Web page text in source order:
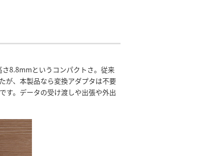
8.8mmというコンパクトさ。従来
が、本製品なら変換アダプタは不要
す。データの受け渡しや出張や外出